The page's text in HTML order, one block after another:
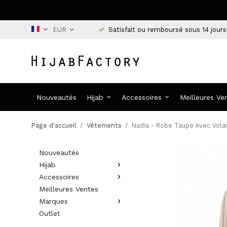
Satisfait ou remboursé sous 14 jours
Nouveautés Hijab Accessoires Meilleures
Page d'accueil / Vêtements / Nadia - Robe Taupe Avec
Nouveautés
Hijab
Accessoires
Meilleures Ventes
Marques
Outlet